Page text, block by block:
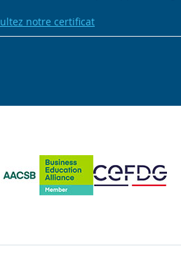
notre certificat